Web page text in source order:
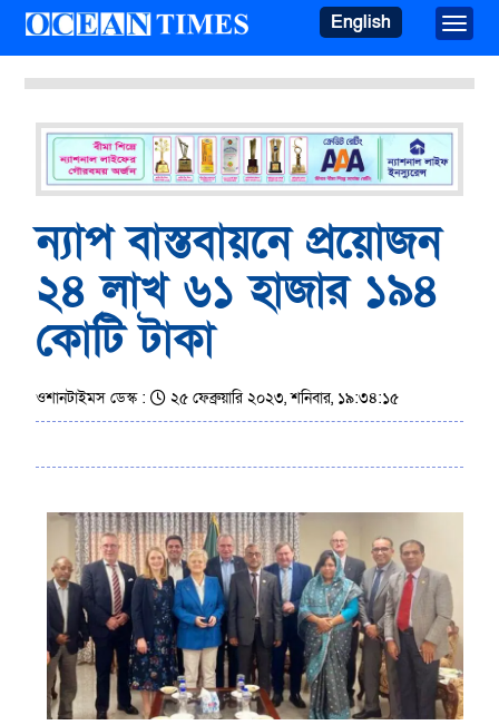
English
ন্যাপ বাস্তবায়নে প্রয়োজন
২৪ লাখ ৬১ হাজার ১৯৪
কোটি টাকা
ওশানটাইমস ডেস্ক : ২৫ ফেব্রুয়ারি ২০২৩, শনিবার, ১৯:৩৪:১৫